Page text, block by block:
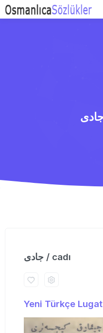
جادی / cadı
Yeni Türkçe Lugat